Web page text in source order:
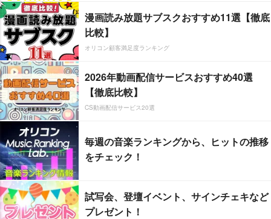
漫画読み放題サブスクおすすめ11選【徹底
比較】
オリコン顧客満足度ランキング
2026年動画配信サービスおすすめ40選
【徹底比較】
CS動画配信サービス20選
毎週の音楽ランキングから、ヒットの推移
をチェック！
試写会、登壇イベント、サインチェキなど
プレゼント！